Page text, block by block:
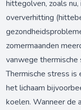
hittegolven, zoals
oververhitting
zomermaanden
vanwege thermische
Thermische stress is
het lichaam
koelen. Wanneer de